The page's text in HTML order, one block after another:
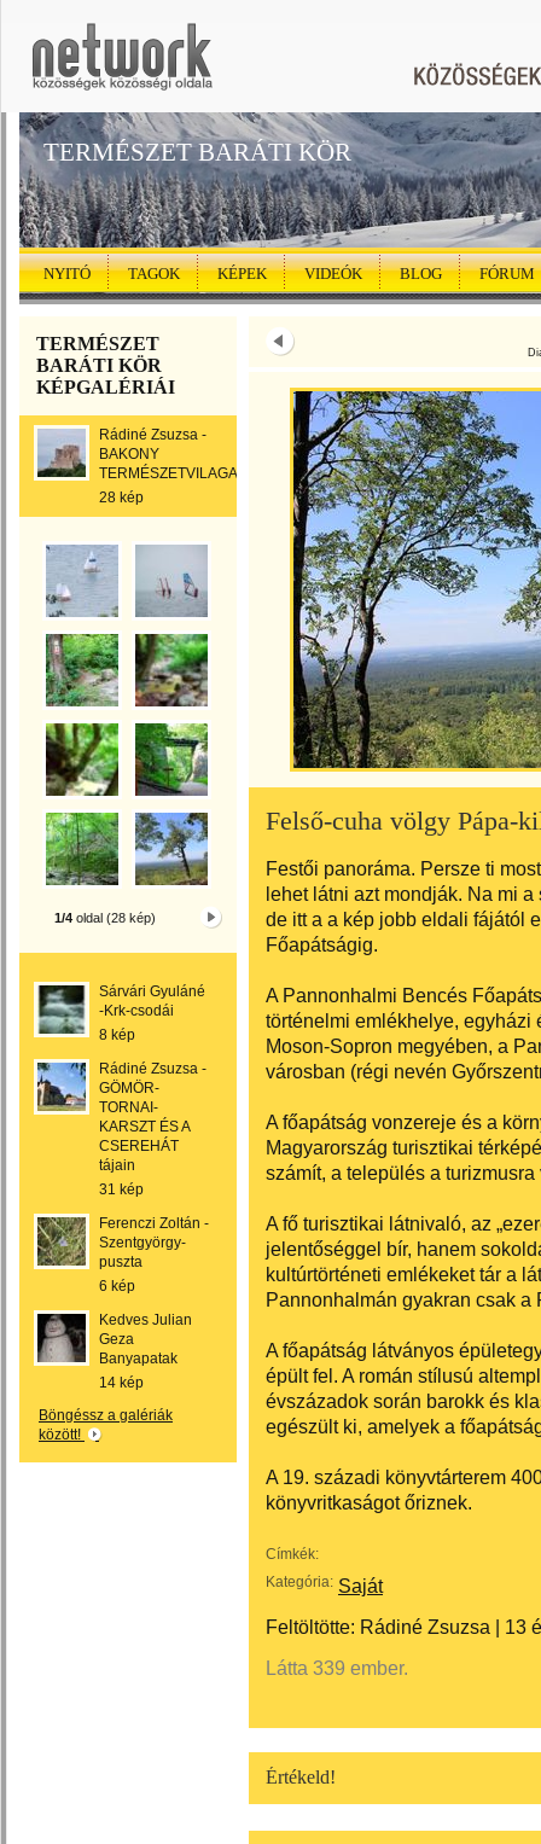
TERMÉSZET BARÁTI KÖR
NYITÓ TAGOK KÉPEK VIDEÓK BLOG FÓRUM
TERMÉSZET
BARÁTI KÖR
KÉPGALÉRIÁI
Rádiné Zsuzsa -
BAKONY
TERMÉSZETVILAGA
28 kép
1/4 oldal (28 kép)
Sárvári Gyuláné
-Krk-csodái
8 kép
Rádiné Zsuzsa -
GÖMÖR-
TORNAI-
KARSZT ÉS A
CSEREHÁT
tájain
31 kép
Ferenczi Zoltán -
Szentgyörgy-
puszta
6 kép
Kedves Julian
Geza
Banyapatak
14 kép
Böngéssz a galériák
között!
Felső-cuha völgy Pápa-
Festői panoráma. Persze ti
lehet látni azt mondják. Na mi
de itt a a kép jobb eldali fájától
Főapátságig.
A Pannonhalmi Bencés
történelmi emlékhelye, egyházi
Moson-Sopron megyében, a
városban (régi nevén
A főapátság vonzereje és a
Magyarország turisztikai
számít, a település a
A fő turisztikai látnivaló, az
jelentőséggel bír, hanem
kultúrtörténeti emlékeket tár a
Pannonhalmán gyakran csak
A főapátság látványos
épült fel. A román stílusú
évszázadok során barokk és
egészült ki, amelyek a
A 19. századi könyvtárterem
könyvritkaságot őriznek.
Címkék:
Kategória: Saját
Feltöltötte: Rádiné Zsuzsa | 13
Látta 339 ember.
Értékeld!